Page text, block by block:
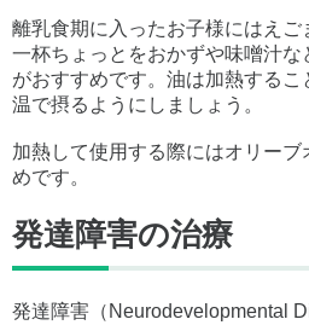
離乳食期に入ったお子様にはえご
一杯ちょっとをおかずや味噌汁
がおすすめです。油は加熱する
温で摂るようにしましょう。
加熱して使用する際にはオリー
めです。
発達障害の治療
発達障害（Neurodevelopmental